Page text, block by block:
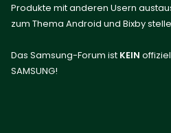
Produkte mit anderen Usern
zum Thema Android und Bixby
Das Samsung-Forum ist KEIN
SAMSUNG!